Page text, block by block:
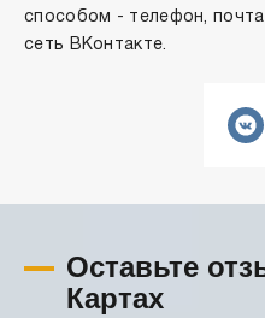
способом - телефон,
сеть ВКонтакте.
Оставьте
Картах